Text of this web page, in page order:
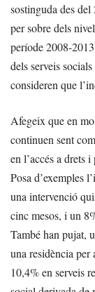
sostinguda des
per sobre dels
període 2008-
dels serveis
consideren que
Afegeix que en
continuen sent
en l’accés a drets
Posa d’exemples
una intervenció
cinc mesos, i un
També han pujat,
una residència per
10,4% en serveis